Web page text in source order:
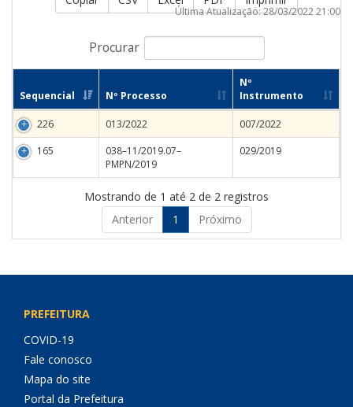
Procurar
Última Atualização: 28/03/2022 21:00
Sequencial Nº Processo
Nº
Instrumento
226 013/2022
007/2022
165
038–11/2019.07–
PMPN/2019
029/2019
Mostrando de 1 até 2 de 2 registros
Anterior
1 Próximo
PREFEITURA
COVID-19
Fale conosco
Mapa do site
Portal da Prefeitura